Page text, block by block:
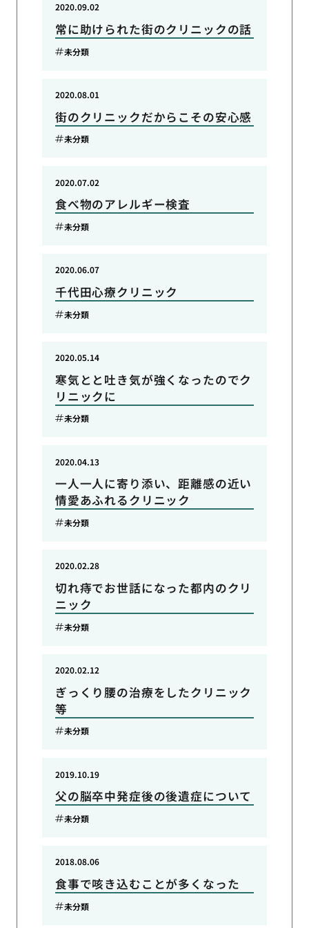
常に助けられた街のクリニックの話
2020.09.02
未分類
街のクリニックだからこその安心感
2020.08.01
未分類
食べ物のアレルギー検査
2020.07.02
未分類
千代田心療クリニック
2020.06.07
未分類
寒気とと吐き気が強くなったのでク
リニックに
2020.05.14
未分類
一人一人に寄り添い、距離感の近い
情愛あふれるクリニック
2020.04.13
未分類
切れ痔でお世話になった都内のクリ
ニック
2020.02.28
未分類
ぎっくり腰の治療をしたクリニック
等
2020.02.12
未分類
父の脳卒中発症後の後遺症について
2019.10.19
未分類
食事で咳き込むことが多くなった
2018.08.06
未分類